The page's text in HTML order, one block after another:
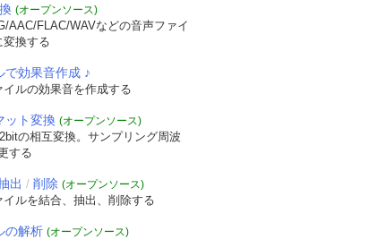
(オープンソース)
AAC/FLAC/WAVなどの音声ファイ
変換する
で効果音作成 ♪
ルの効果音を作成する
ット変換 (オープンソース)
の相互変換。サンプリング周波
する
出 / 削除 (オープンソース)
ルを結合、抽出、削除する
の解析 (オープンソース)